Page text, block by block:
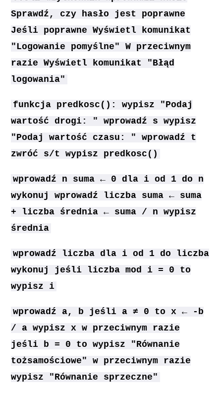
Sprawdź, czy hasło jest poprawne
Jeśli poprawne Wyświetl komunikat
"Logowanie pomyślne" W przeciwnym
razie Wyświetl komunikat "Błąd
logowania"
funkcja predkosc(): wypisz "Podaj
wartość drogi: " wprowadź s wypisz
"Podaj wartość czasu: " wprowadź t
zwróć s/t wypisz predkosc()
wprowadź n suma ← 0 dla i od 1 do n
wykonuj wprowadź liczba suma ← suma
+ liczba średnia ← suma / n wypisz
średnia
wprowadź liczba dla i od 1 do liczba
wykonuj jeśli liczba mod i = 0 to
wypisz i
wprowadź a, b jeśli a ≠ 0 to x ← -b
/ a wypisz x w przeciwnym razie
jeśli b = 0 to wypisz "Równanie
tożsamościowe" w przeciwnym razie
wypisz "Równanie sprzeczne"